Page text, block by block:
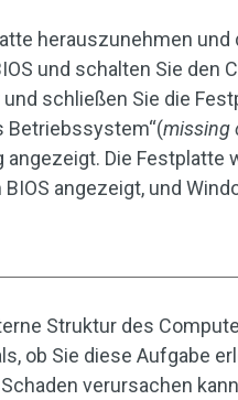
herauszunehmen und
und schalten Sie den
schließen Sie die
Betriebssystem“(missing
Die Festplatte
angezeigt, und
Struktur des
ob Sie diese Aufgabe
verursachen